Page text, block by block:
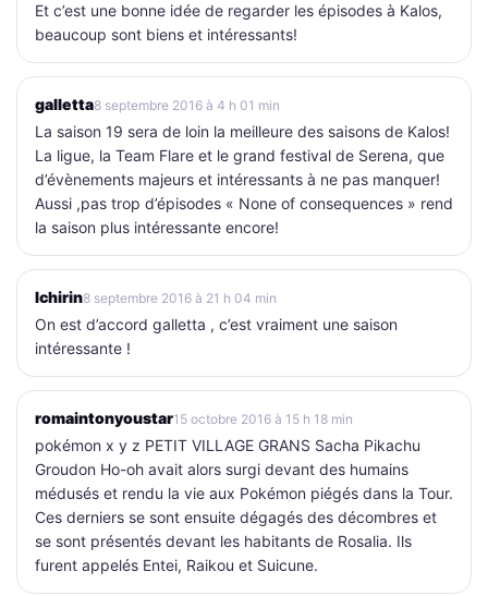
Et c’est une bonne idée de regarder les épisodes à Kalos,
beaucoup sont biens et intéressants!
galletta8 septembre 2016 à 4 h 01 min
La saison 19 sera de loin la meilleure des saisons de Kalos!
La ligue, la Team Flare et le grand festival de Serena, que
d’évènements majeurs et intéressants à ne pas manquer!
Aussi ,pas trop d’épisodes « None of consequences » rend
la saison plus intéressante encore!
Ichirin8 septembre 2016 à 21 h 04 min
On est d’accord galletta , c’est vraiment une saison
intéressante !
romaintonyoustar15 octobre 2016 à 15 h 18 min
pokémon x y z PETIT VILLAGE GRANS Sacha Pikachu
Groudon Ho-oh avait alors surgi devant des humains
médusés et rendu la vie aux Pokémon piégés dans la Tour.
Ces derniers se sont ensuite dégagés des décombres et
se sont présentés devant les habitants de Rosalia. Ils
furent appelés Entei, Raikou et Suicune.